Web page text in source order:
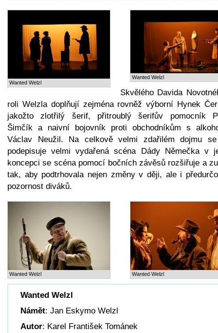
Wanted Welzl
Wanted Welzl
Skvělého Davida
roli Welzla doplňují zejména rovněž výborní Hynek
jakožto zlotřilý šerif, přitroublý šerifův pomocník
Šimčík a naivní bojovník proti obchodníkům s
Václav Neužil. Na celkově velmi zdařilém dojmu
podepisuje velmi vydařená scéna Dády Němečka v
koncepci se scéna pomocí bočních závěsů rozšiřuje a
tak, aby podtrhovala nejen změny v ději, ale i
pozornost diváků.
Wanted Welzl Wanted Welzl
Wanted Welzl
Námět: Jan Eskymo Welzl
Autor: Karel František Tománek